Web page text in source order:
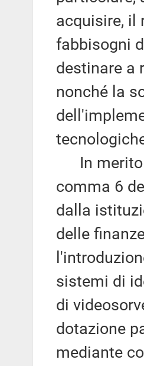
acquisire, il
fabbisogni
destinare a
nonché la
In merito
comma 6
dalla
delle
sistemi di
di
dotazione
mediante